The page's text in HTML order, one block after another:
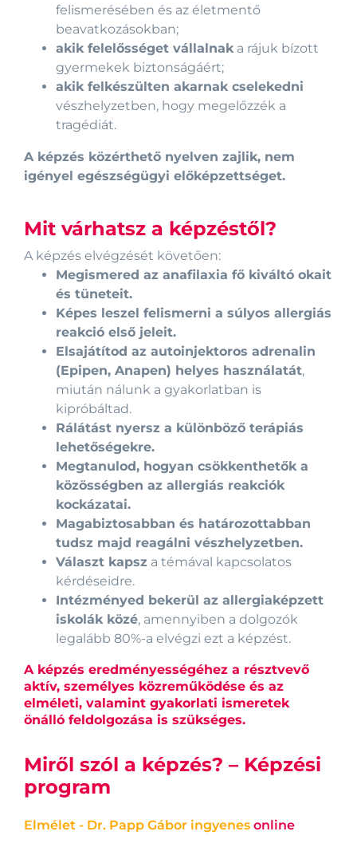
felismerésében és az életmentő
beavatkozásokban;
akik felelősséget vállalnaka rájuk bízott
gyermekek biztonságáért;
akik felkészülten akarnak cselekedni
vészhelyzetben, hogy megelőzzék a
tragédiát.
A képzés közérthető nyelven zajlik, nem
igényel egészségügyi előképzettséget.
Mit várhatsz a képzéstől?
A képzés elvégzését követően:
Megismered az anafilaxia fő kiváltó okait
és tüneteit.
Képes leszel felismerni a súlyos allergiás
reakció első jeleit.
Elsajátítod az autoinjektoros adrenalin
(Epipen, Anapen) helyes használatát,
miután nálunk a gyakorlatban is
kipróbáltad.
Rálátást nyersz a különböző terápiás
lehetőségekre.
Megtanulod, hogyan csökkenthetők a
közösségben az allergiás reakciók
kockázatai.
Magabiztosabban és határozottabban
tudsz majd reagálni vészhelyzetben.
Választ kapsz a témával kapcsolatos
kérdéseidre.
Intézményed bekerül az allergiaképzett
iskolák közé, amennyiben a dolgozók
legalább 80%-a elvégzi ezt a képzést.
A képzés eredményességéhez a résztvevő
aktív, személyes közreműködése és az
elméleti, valamint gyakorlati ismeretek
önálló feldolgozása is szükséges.
Miről szól a képzés? – Képzési
program
Elmélet - Dr. Papp Gábor ingyenes online